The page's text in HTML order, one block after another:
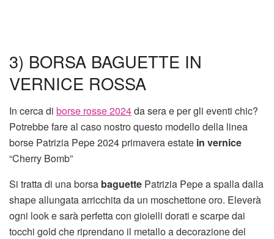
3) BORSA BAGUETTE IN
VERNICE ROSSA
In cerca di borse rosse 2024da sera e per gli eventi chic?
Potrebbe fare al caso nostro questo modello della linea
borse Patrizia Pepe 2024 primavera estate in vernice
“Cherry Bomb”
Si tratta di una borsa baguette Patrizia Pepe a spalla dalla
shape allungata arricchita da un moschettone oro. Eleverà
ogni look e sarà perfetta con gioielli dorati e scarpe dai
tocchi gold che riprendano il metallo a decorazione del